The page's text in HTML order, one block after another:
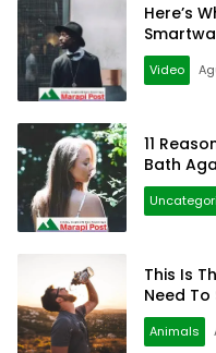
Here’s
Video
11
Bath
This Is
Need To
Animals